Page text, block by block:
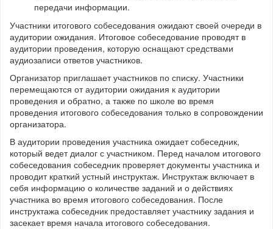
передачи информации.
Участники итогового собеседования ожидают своей очереди в
аудитории ожидания. Итоговое собеседование проводят в
аудитории проведения, которую оснащают средствами
аудиозаписи ответов участников.
Организатор приглашает участников по списку. Участники
перемещаются от аудитории ожидания к аудитории
проведения и обратно, а также по школе во время
проведения итогового собеседования только в сопровождении
организатора.
В аудитории проведения участника ожидает собеседник,
который ведет диалог с участником. Перед началом итогового
собеседования собеседник проверяет документы участника и
проводит краткий устный инструктаж. Инструктаж включает в
себя информацию о количестве заданий и о действиях
участника во время итогового собеседования. После
инструктажа собеседник предоставляет участнику задания и
засекает время начала итогового собеседования.